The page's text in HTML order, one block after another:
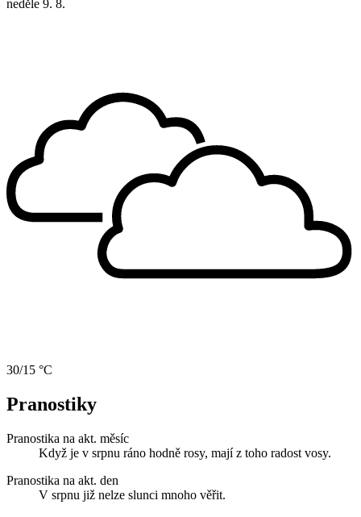
neděle 9. 8.
30/15 °C
Pranostiky
Pranostika na akt. měsíc
Když je v srpnu ráno hodně rosy, mají z toho radost vosy.
Pranostika na akt. den
V srpnu již nelze slunci mnoho věřit.